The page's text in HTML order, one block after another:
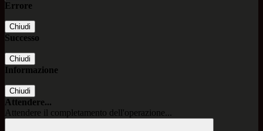
Errore
Chiudi
Successo
Chiudi
Informazione
Chiudi
Attendere...
Attendere il completamento dell'operazione...